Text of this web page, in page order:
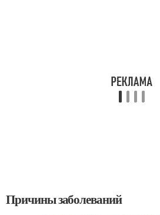
Причины заболеваний